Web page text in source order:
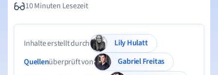
10 Minuten Lesezeit
Inhalte erstellt durch
Lily Hulatt
Quellenüberprüft von
Gabriel Freitas